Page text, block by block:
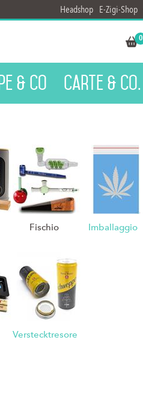
Headshop E-Zigi-Shop
0
& Co Carte & Co.
Fischio Imballaggio
Verstecktresore